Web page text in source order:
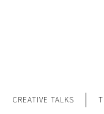
CREATIVE TALKS